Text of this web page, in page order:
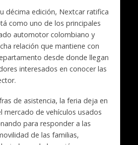
décima edición, Nextcar ratifica
como uno de los principales
automotor colombiano y
relación que mantiene con
desde donde llegan
interesados en conocer las
de asistencia, la feria deja en
mercado de vehículos usados
para responder a las
de las familias,